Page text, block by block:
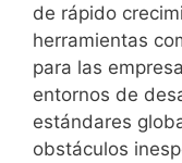
de rápido
herramientas
para las
entornos de
estándares
obstáculos